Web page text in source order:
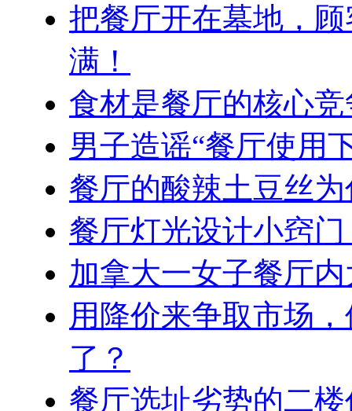
把餐厅开在墓地，
满！
食材是餐厅的核心
男子造谣“餐厅使用
餐厅的酸辣土豆丝
餐厅灯光设计小窍
加拿大一女子餐厅
用降价来争取市场
了？
餐厅选址劣势的二